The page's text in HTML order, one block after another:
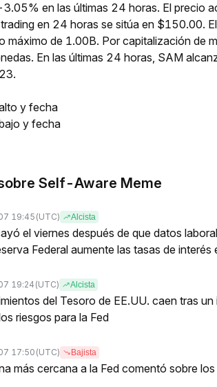
en las últimas 24 horas. El precio
en 24 horas se sitúa en $150.00.
máximo de 1.00B. Por capitalización de
En las últimas 24 horas, SAM
y fecha
y fecha
Self-Aware Meme
19:45 (UTC) Alcista
el viernes después de que datos
Federal aumente las tasas de
19:24 (UTC) Alcista
del Tesoro de EE.UU. caen tras
riesgos para la Fed
17:50 (UTC) Bajista
más cercana a la Fed comentó sobre